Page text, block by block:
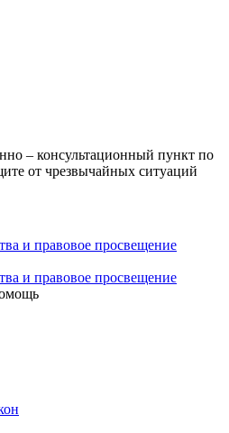
– консультационный пункт по
от чрезвычайных ситуаций
и правовое просвещение
и правовое просвещение